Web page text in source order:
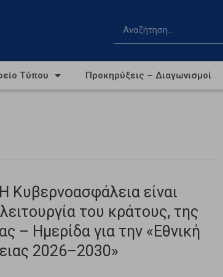
Τύπου Προκηρύξεις – Διαγωνισμοί
Κυβερνοασφάλεια είναι
του κράτους, της
– Ημερίδα για την «Εθνική
2026–2030»